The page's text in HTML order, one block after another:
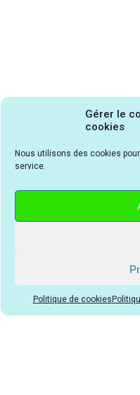
Gérer le
cookies
Nous utilisons des cookies
service.
Politique de cookies